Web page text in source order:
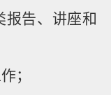
报告、讲座和
；